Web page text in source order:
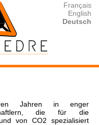
Français
English
Deutsch
Jahren in enger
die für die
von CO2 spezialisiert